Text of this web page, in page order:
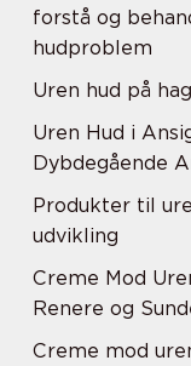
forstå og
hudproblem
Uren hud på
Uren Hud i
Dybdegående
Produkter til
udvikling
Creme Mod
Renere og
Creme mod